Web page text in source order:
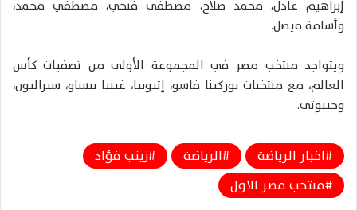
إبراهيم عادل، محمد صلاح، مصطفى فتحي، مصطفي محمد،
وأسامة فيصل.
ويتواجد منتخب مصر في المجموعة الأولى من تصفيات كأس
العالم، مع منتخبات بوركينا فاسو، إثيوبيا، غينيا بيساو، سيراليون،
وجيبوتي.
اخبار الرياضة الرياضة
زينب فؤاد
منتخب مصر الاول